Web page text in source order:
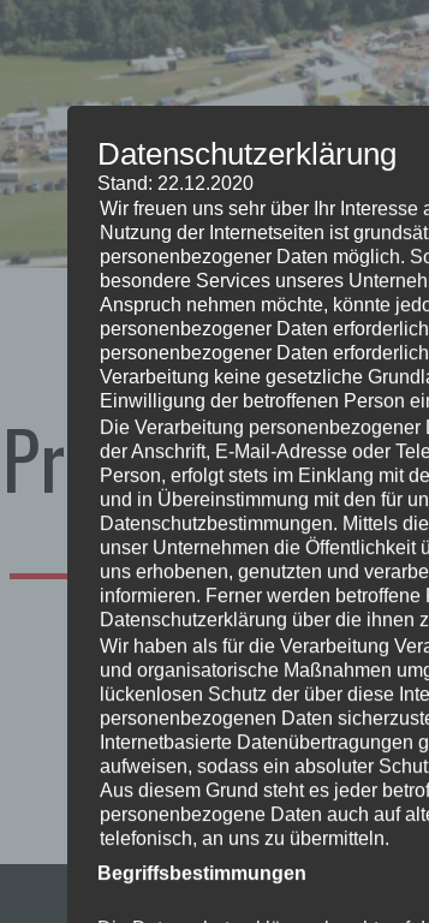
Presse
Press releases
Datenschutzerklärung
Stand: 22.12.2020
Wir freuen uns sehr über Ihr
Nutzung der Internetseiten ist
personenbezogener Daten möglich.
besondere Services unseres
Anspruch nehmen möchte, könnte
personenbezogener Daten
personenbezogener Daten
Verarbeitung keine gesetzliche
Einwilligung der betroffenen Person
Die Verarbeitung
der Anschrift, E-Mail-Adresse oder
Person, erfolgt stets im Einklang mit
und in Übereinstimmung mit den für
Datenschutzbestimmungen. Mittels
unser Unternehmen die Öffentlichkeit
uns erhobenen, genutzten und
informieren. Ferner werden
Datenschutzerklärung über die ihnen
Wir haben als für die Verarbeitung
und organisatorische Maßnahmen
lückenlosen Schutz der über diese
personenbezogenen Daten
Internetbasierte Datenübertragungen
aufweisen, sodass ein absoluter
Aus diesem Grund steht es jeder
personenbezogene Daten auch auf
telefonisch, an uns zu übermitteln.
Begriffsbestimmungen